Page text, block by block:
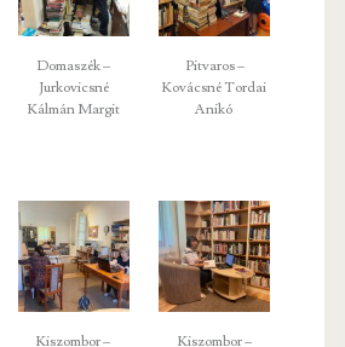
Domaszék –
Jurkovicsné
Kálmán Margit
Pitvaros –
Kovácsné Tordai
Anikó
Kiszombor –
Kiszombor –